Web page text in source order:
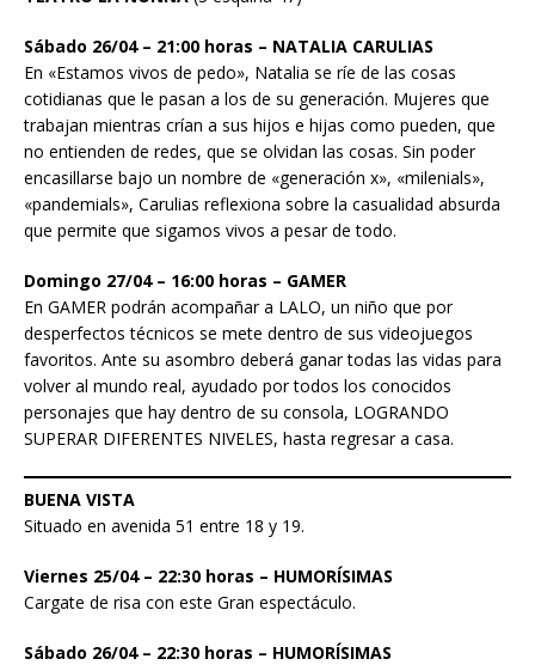
Sábado 26/04 – 21:00 horas – NATALIA CARULIAS
En «Estamos vivos de pedo», Natalia se ríe de las cosas
cotidianas que le pasan a los de su generación. Mujeres que
trabajan mientras crían a sus hijos e hijas como pueden, que
no entienden de redes, que se olvidan las cosas. Sin poder
encasillarse bajo un nombre de «generación x», «milenials»,
«pandemials», Carulias reflexiona sobre la casualidad absurda
que permite que sigamos vivos a pesar de todo.
Domingo 27/04 – 16:00 horas – GAMER
En GAMER podrán acompañar a LALO, un niño que por
desperfectos técnicos se mete dentro de sus videojuegos
favoritos. Ante su asombro deberá ganar todas las vidas para
volver al mundo real, ayudado por todos los conocidos
personajes que hay dentro de su consola, LOGRANDO
SUPERAR DIFERENTES NIVELES, hasta regresar a casa.
BUENA VISTA
Situado en avenida 51 entre 18 y 19.
Viernes 25/04 – 22:30 horas – HUMORÍSIMAS
Cargate de risa con este Gran espectáculo.
Sábado 26/04 – 22:30 horas – HUMORÍSIMAS